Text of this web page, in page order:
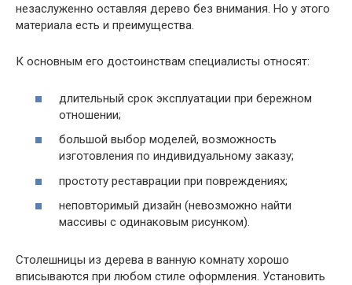
незаслуженно оставляя дерево без внимания. Но у этого
материала есть и преимущества.
К основным его достоинствам специалисты относят:
длительный срок эксплуатации при бережном
отношении;
большой выбор моделей, возможность
изготовления по индивидуальному заказу;
простоту реставрации при повреждениях;
неповторимый дизайн (невозможно найти
массивы с одинаковым рисунком).
Столешницы из дерева в ванную комнату хорошо
вписываются при любом стиле оформления. Установить